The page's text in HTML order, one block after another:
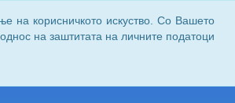
на корисничкото искуство. Со Вашето
на заштитата на личните податоци